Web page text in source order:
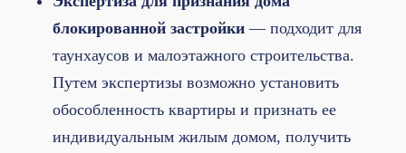
блокированной застройки— подходит для
таунхаусов и малоэтажного строительства.
Путем экспертизы возможно установить
обособленность квартиры и признать ее
индивидуальным жилым домом, получить